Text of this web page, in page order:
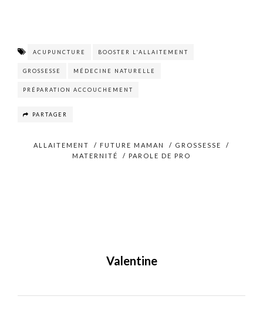
ACUPUNCTURE BOOSTER L'ALLAITEMENT
GROSSESSE MÉDECINE NATURELLE
PRÉPARATION ACCOUCHEMENT
PARTAGER
ALLAITEMENT / FUTURE MAMAN / GROSSESSE
/
MATERNITÉ
/ PAROLE DE PRO
Valentine